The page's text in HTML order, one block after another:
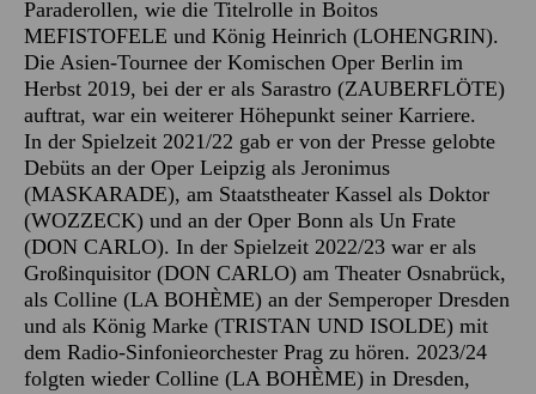
Paraderollen, wie die Titelrolle in Boitos
MEFISTOFELE und König Heinrich (LOHENGRIN).
Die Asien-Tournee der Komischen Oper Berlin im
Herbst 2019, bei der er als Sarastro (ZAUBERFLÖTE)
auftrat, war ein weiterer Höhepunkt seiner Karriere.
In der Spielzeit 2021/22 gab er von der Presse gelobte
Debüts an der Oper Leipzig als Jeronimus
(MASKARADE), am Staatstheater Kassel als Doktor
(WOZZECK) und an der Oper Bonn als Un Frate
(DON CARLO). In der Spielzeit 2022/23 war er als
Großinquisitor (DON CARLO) am Theater Osnabrück,
als Colline (LA BOHÈME) an der Semperoper Dresden
und als König Marke (TRISTAN UND ISOLDE) mit
dem Radio-Sinfonieorchester Prag zu hören. 2023/24
folgten wieder Colline (LA BOHÈME) in Dresden,